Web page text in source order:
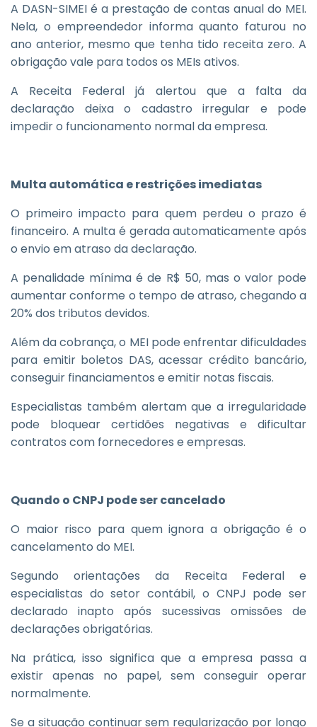
A DASN-SIMEI é a prestação de contas anual do MEI.
Nela, o empreendedor informa quanto faturou no
ano anterior, mesmo que tenha tido receita zero. A
obrigação vale para todos os MEIs ativos.
A Receita Federal já alertou que a falta da
declaração deixa o cadastro irregular e pode
impedir o funcionamento normal da empresa.
Multa automática e restrições imediatas
O primeiro impacto para quem perdeu o prazo é
financeiro. A multa é gerada automaticamente após
o envio em atraso da declaração.
A penalidade mínima é de R$ 50, mas o valor pode
aumentar conforme o tempo de atraso, chegando a
20% dos tributos devidos.
Além da cobrança, o MEI pode enfrentar dificuldades
para emitir boletos DAS, acessar crédito bancário,
conseguir financiamentos e emitir notas fiscais.
Especialistas também alertam que a irregularidade
pode bloquear certidões negativas e dificultar
contratos com fornecedores e empresas.
Quando o CNPJ pode ser cancelado
O maior risco para quem ignora a obrigação é o
cancelamento do MEI.
Segundo orientações da Receita Federal e
especialistas do setor contábil, o CNPJ pode ser
declarado inapto após sucessivas omissões de
declarações obrigatórias.
Na prática, isso significa que a empresa passa a
existir apenas no papel, sem conseguir operar
normalmente.
Se a situação continuar sem regularização por longo